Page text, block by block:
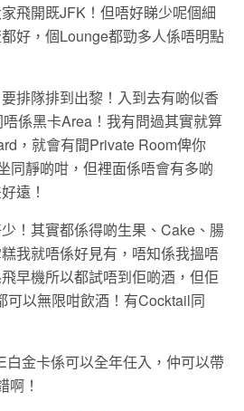
飛開既JFK！但唔好睇少呢個細
好，個Lounge都勁多人係唔明點
排隊排到出黎！入到去有啲似香
係黑卡Area！我有問過其實就算
，就會有間Private Room俾你
同靜啲咁，但裡面係唔會有多啲
遠！
！其實都係得啲生果、Cake、腸
我就唔係好見有，唔知係我搵唔
早機所以都試唔到佢啲酒，但佢
可以無限咁飲酒！有Cocktail同
金卡係可以全年任入，仲可以帶
啊！